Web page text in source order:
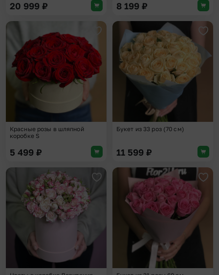
20 999 ₽ 8 199 ₽
Добавить в избранное
Красные розы в шляпной
коробке S
5 499 ₽
Букет из 33 роз (70 см)
11 599 ₽
Добавить в избранное